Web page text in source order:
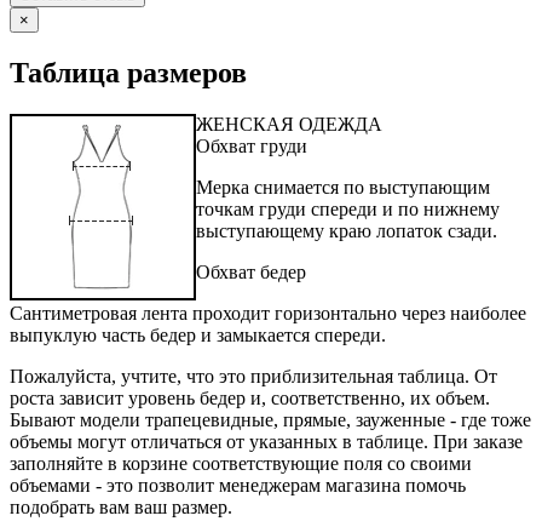
×
Таблица размеров
ЖЕНСКАЯ ОДЕЖДА
Обхват груди
Мерка снимается по выступающим
точкам груди спереди и по нижнему
выступающему краю лопаток сзади.
Обхват бедер
Сантиметровая лента проходит горизонтально через наиболее
выпуклую часть бедер и замыкается спереди.
Пожалуйста, учтите, что это приблизительная таблица. От
роста зависит уровень бедер и, соответственно, их объем.
Бывают модели трапецевидные, прямые, зауженные - где тоже
объемы могут отличаться от указанных в таблице. При заказе
заполняйте в корзине соответствующие поля со своими
объемами - это позволит менеджерам магазина помочь
подобрать вам ваш размер.